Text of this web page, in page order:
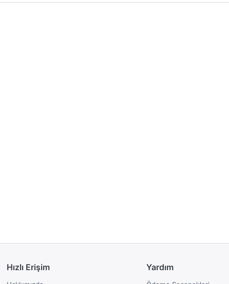
Hızlı Erişim Yardım